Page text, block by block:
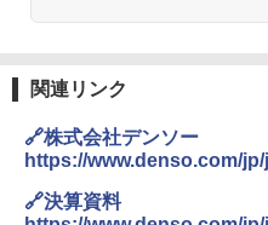
関連リンク
🔗株式会社デンソー
https://www.denso.com/jp/
🔗決算資料